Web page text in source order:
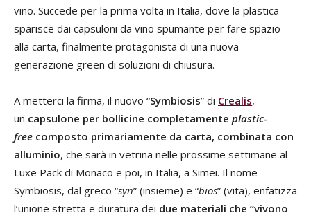
vino. Succede per la prima volta in Italia, dove la plastica
sparisce dai capsuloni da vino spumante per fare spazio
alla carta, finalmente protagonista di una nuova
generazione green di soluzioni di chiusura.
A metterci la firma, il nuovo “Symbiosis” di Crealis,
un capsulone per bollicine completamente plastic-
free composto primariamente da carta, combinata con
alluminio, che sarà in vetrina nelle prossime settimane al
Luxe Pack di Monaco e poi, in Italia, a Simei. Il nome
Symbiosis, dal greco “syn” (insieme) e “bios” (vita), enfatizza
l’unione stretta e duratura dei due materiali che “vivono